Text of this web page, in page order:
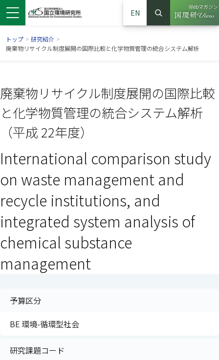
ウで開きます）
ンドウで開きます）
ウインドウで開きます）
EN
サイト内検索
検索
Webマガジン
（別ウイ
トップ > 研究紹介 >
廃棄物リサイクル制度展開の国際比較と化学物質管理の統合システム解析
廃棄物リサイクル制度展開の国際比較
と化学物質管理の統合システム解析
（平成 22年度）
International comparison study
on waste management and
recycle institutions, and
integrated system analysis of
chemical substance
management
予算区分
BE 環境-循環型社会
研究課題コード